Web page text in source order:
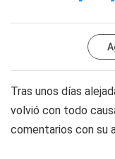
Tras unos días
volvió con todo
comentarios con su